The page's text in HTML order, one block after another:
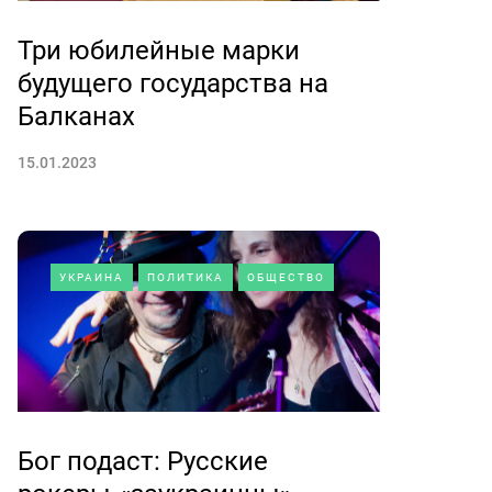
Три юбилейные марки
будущего государства на
Балканах
15.01.2023
УКРАИНА ПОЛИТИКА ОБЩЕСТВО
Бог подаст: Русские